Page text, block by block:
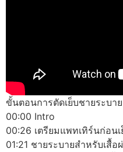
ขั้นตอนการตัดเย็บชายระบาย
00:00 Intro
00:26 เตรียมแพทเทิร์นก่อนเ
01:21 ชายระบายสำหรับเสื้อ